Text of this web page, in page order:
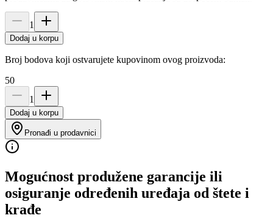
1
Dodaj u korpu
Broj bodova koji ostvarujete kupovinom ovog proizvoda:
50
1
Dodaj u korpu
Pronađi u prodavnici
Mogućnost produžene garancije ili
osiguranje određenih uređaja od štete i
krađe